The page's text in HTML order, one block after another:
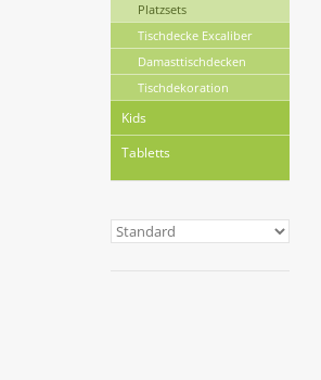
Platzsets
Tischdecke Excaliber
Damasttischdecken
Tischdekoration
Kids
Tabletts